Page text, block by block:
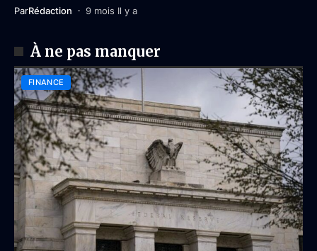
ParRédaction 9 mois Il y a
À ne pas manquer
FINANCE